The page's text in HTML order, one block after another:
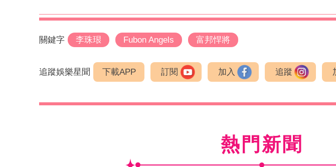
關鍵字 李珠珢 Fubon Angels 富邦悍將
追蹤娛樂星聞 下載APP 訂閱 加入 追蹤
熱門新聞